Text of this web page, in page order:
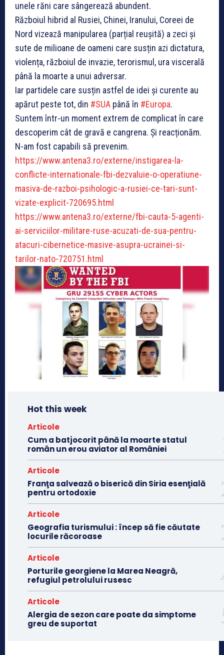
unele răni care sângerează abundent.
Războiul hibrid al Rusiei, Chinei, Iranului, Coreei de
Nord vizează manipularea (parțial reușită) a zeci și
sute de milioane de oameni care susțin azi dictatura,
violența, războiul de invazie, terorismul, ura viscerală
până la moarte a unui adversar.
Iar partidele care susțin astfel de idei și curente au
apărut peste tot, din #SUA până în #Europa.
Suntem într-un moment extrem de complicat în care
descoperim cât de gravă e cangrena. Și reacționăm.
N-am fost capabili să prevenim.
https://www.antena3.ro/externe/instigarea-la-
conflicte-internationale-fbi-dezvaluie-o-operatiune-
masiva-de-razboi-psihologic-a-rusiei-ce-tari-sunt-
vizate-explicit-720695.html
https://www.antena3.ro/externe/fbi-cauta-5-agenti-
ai-serviciilor-militare-ruse-acuzati-de-sua-pentru-
atacuri-cibernetice-masive-asupra-ucrainei-si-
tarilor-nato-720751.html
Hot this week
Articole
Cum a batjocorit până la moarte statul
român un erou aviator al României
Articole
Franţa salvează o biserică din Siria esenţială
pentru ortodoxie
Articole
Geografia turismului : încep să fie căutate
locurile răcoroase
Articole
Porturile georgiene la Marea Neagră,
refugiul petrolului rusesc
Articole
Alergia de sezon care poate da simptome
greu de suportat